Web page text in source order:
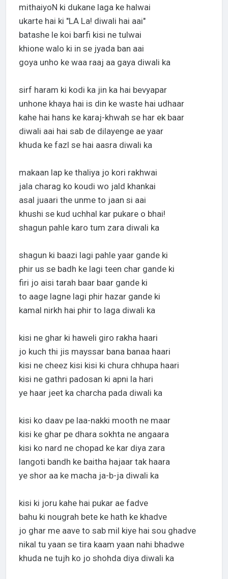
mithaiyoN ki dukane laga ke halwai
ukarte hai ki "LA La! diwali hai aai"
batashe le koi barfi kisi ne tulwai
khione walo ki in se jyada ban aai
goya unho ke waa raaj aa gaya diwali ka
sirf haram ki kodi ka jin ka hai bevyapar
unhone khaya hai is din ke waste hai udhaar
kahe hai hans ke karaj-khwah se har ek baar
diwali aai hai sab de dilayenge ae yaar
khuda ke fazl se hai aasra diwali ka
makaan lap ke thaliya jo kori rakhwai
jala charag ko koudi wo jald khankai
asal juaari the unme to jaan si aai
khushi se kud uchhal kar pukare o bhai!
shagun pahle karo tum zara diwali ka
shagun ki baazi lagi pahle yaar gande ki
phir us se badh ke lagi teen char gande ki
firi jo aisi tarah baar baar gande ki
to aage lagne lagi phir hazar gande ki
kamal nirkh hai phir to laga diwali ka
kisi ne ghar ki haweli giro rakha haari
jo kuch thi jis mayssar bana banaa haari
kisi ne cheez kisi kisi ki chura chhupa haari
kisi ne gathri padosan ki apni la hari
ye haar jeet ka charcha pada diwali ka
kisi ko daav pe laa-nakki mooth ne maar
kisi ke ghar pe dhara sokhta ne angaara
kisi ko nard ne chopad ke kar diya zara
langoti bandh ke baitha hajaar tak haara
ye shor aa ke macha ja-b-ja diwali ka
kisi ki joru kahe hai pukar ae fadve
bahu ki nougrah bete ke hath ke khadve
jo ghar me aave to sab mil kiye hai sou ghadve
nikal tu yaan se tira kaam yaan nahi bhadwe
khuda ne tujh ko jo shohda diya diwali ka